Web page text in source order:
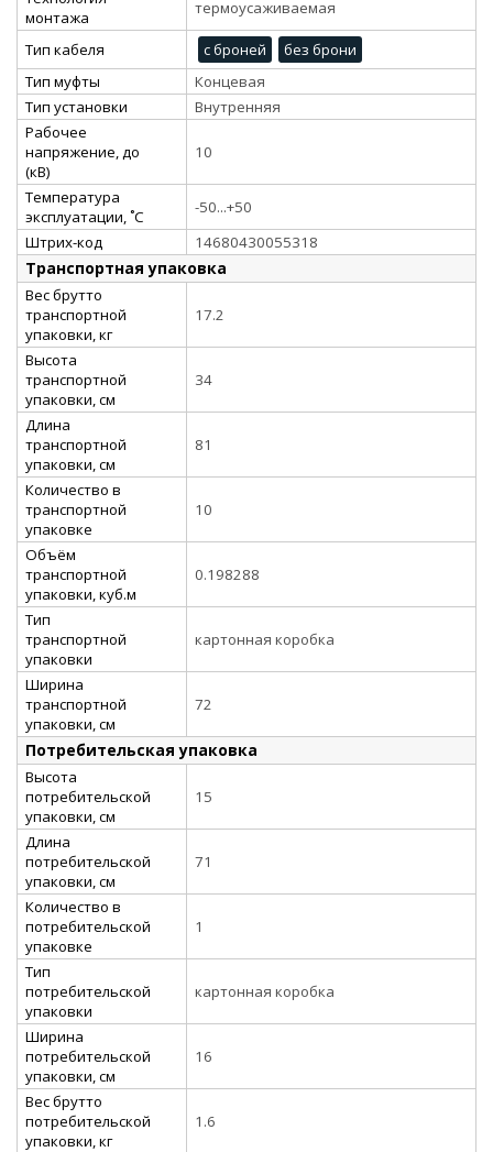
монтажа
термоусаживаемая
Тип кабеля с броней
без брони
Тип муфты
Концевая
Тип установки
Внутренняя
Рабочее
напряжение, до
(кВ)
10
Температура
эксплуатации, ˚С
-50...+50
Штрих-код
14680430055318
Транспортная упаковка
Вес брутто
транспортной
упаковки, кг
17.2
Высота
транспортной
упаковки, см
34
Длина
транспортной
упаковки, см
81
Количество в
транспортной
упаковке
10
Объём
транспортной
упаковки, куб.м
0.198288
Тип
транспортной
упаковки
картонная коробка
Ширина
транспортной
упаковки, см
72
Потребительская упаковка
Высота
потребительской
упаковки, см
15
Длина
потребительской
упаковки, см
71
Количество в
потребительской
упаковке
1
Тип
потребительской
упаковки
картонная коробка
Ширина
потребительской
упаковки, см
16
Вес брутто
потребительской
упаковки, кг
1.6